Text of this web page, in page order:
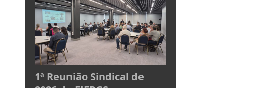
1ª Reunião Sindical de